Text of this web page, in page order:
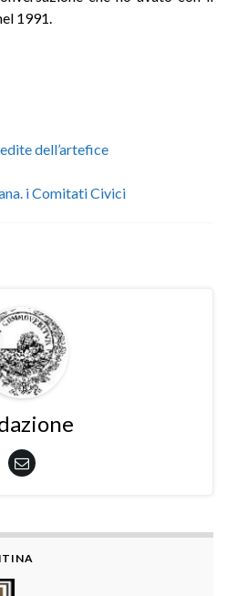
1991.
dell’artefice
i Comitati Civici